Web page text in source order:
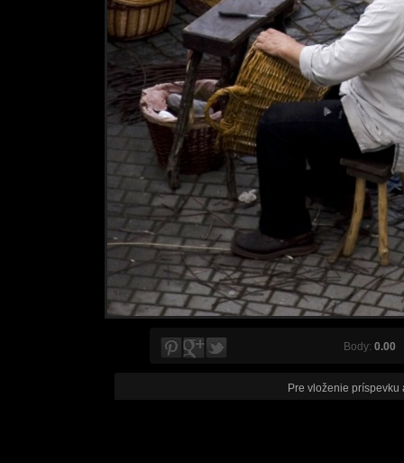
Body: 0.00
Pre vloženie